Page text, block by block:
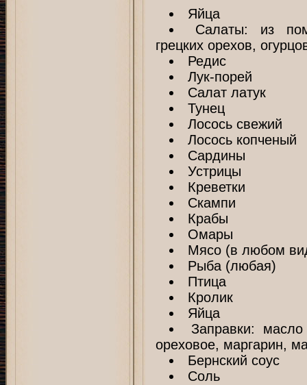
Яйца
Салаты: из
грецких орехов,
Редис
Лук-порей
Салат латук
Тунец
Лосось свежий
Лосось копченый
Сардины
Устрицы
Креветки
Скампи
Крабы
Омары
Мясо (в любом
Рыба (любая)
Птица
Кролик
Яйца
Заправки:
ореховое, маргарин,
Бернский соус
Соль